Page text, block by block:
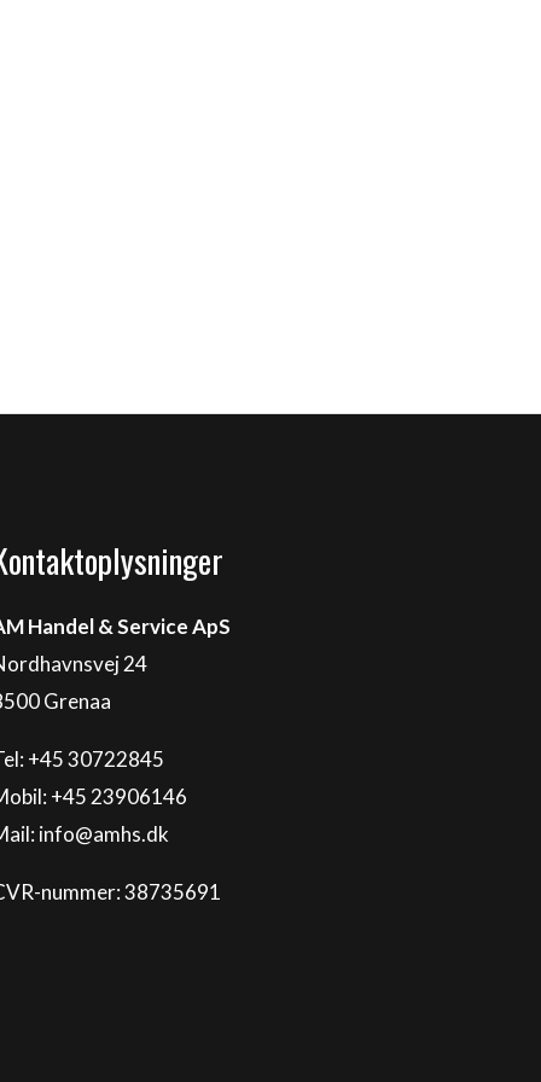
Handel & Service ApS
24
Grenaa
+45 30722845
+45 23906146
info@amhs.dk
nummer: 38735691